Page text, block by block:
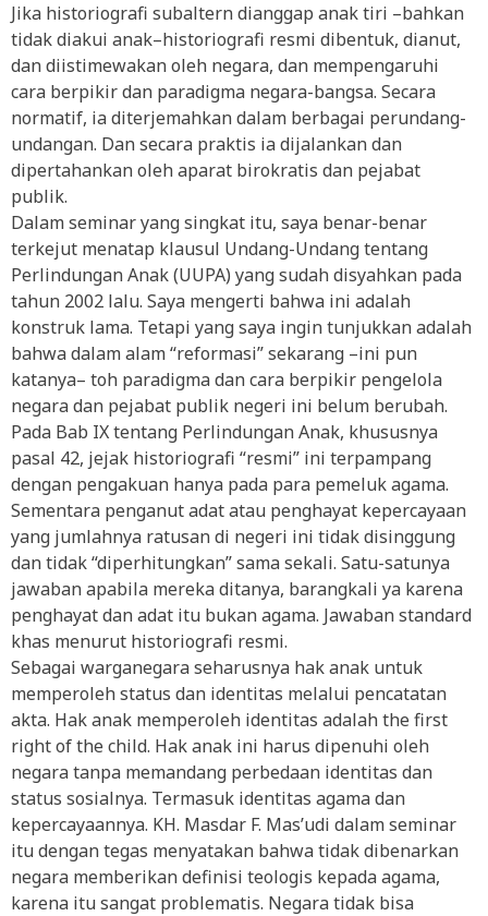
Jika historiografi subaltern dianggap anak tiri –bahkan
tidak diakui anak–historiografi resmi dibentuk, dianut,
dan diistimewakan oleh negara, dan mempengaruhi
cara berpikir dan paradigma negara-bangsa. Secara
normatif, ia diterjemahkan dalam berbagai perundang-
undangan. Dan secara praktis ia dijalankan dan
dipertahankan oleh aparat birokratis dan pejabat
publik.
Dalam seminar yang singkat itu, saya benar-benar
terkejut menatap klausul Undang-Undang tentang
Perlindungan Anak (UUPA) yang sudah disyahkan pada
tahun 2002 lalu. Saya mengerti bahwa ini adalah
konstruk lama. Tetapi yang saya ingin tunjukkan adalah
bahwa dalam alam “reformasi” sekarang –ini pun
katanya– toh paradigma dan cara berpikir pengelola
negara dan pejabat publik negeri ini belum berubah.
Pada Bab IX tentang Perlindungan Anak, khususnya
pasal 42, jejak historiografi “resmi” ini terpampang
dengan pengakuan hanya pada para pemeluk agama.
Sementara penganut adat atau penghayat kepercayaan
yang jumlahnya ratusan di negeri ini tidak disinggung
dan tidak “diperhitungkan” sama sekali. Satu-satunya
jawaban apabila mereka ditanya, barangkali ya karena
penghayat dan adat itu bukan agama. Jawaban standard
khas menurut historiografi resmi.
Sebagai warganegara seharusnya hak anak untuk
memperoleh status dan identitas melalui pencatatan
akta. Hak anak memperoleh identitas adalah the first
right of the child. Hak anak ini harus dipenuhi oleh
negara tanpa memandang perbedaan identitas dan
status sosialnya. Termasuk identitas agama dan
kepercayaannya. KH. Masdar F. Mas’udi dalam seminar
itu dengan tegas menyatakan bahwa tidak dibenarkan
negara memberikan definisi teologis kepada agama,
karena itu sangat problematis. Negara tidak bisa